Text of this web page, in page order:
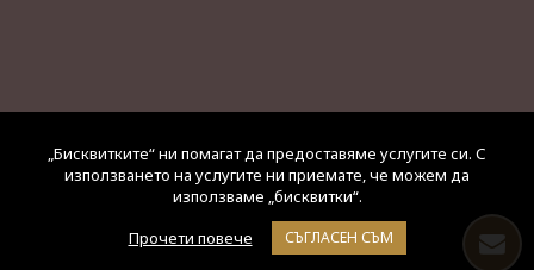
„Бисквитките“ ни помагат да предоставяме услугите си. С
използването на услугите ни приемате, че можем да
използваме „бисквитки“.
Прочети повече
СЪГЛАСЕН СЪМ